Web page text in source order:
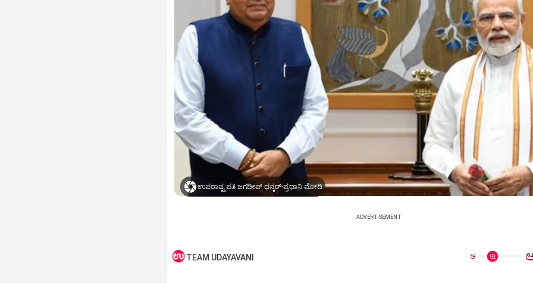
ಉಪರಾಷ್ಟ್ರಪತಿ ಜಗದೀಪ್‌ ಧನ್ಕರ್-ಪ್ರಧಾನಿ ಮೋದಿ
ADVERTISEMENT
TEAM UDAYAVANI ಅ